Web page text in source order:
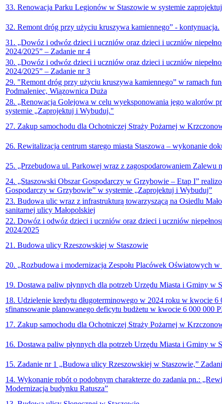
33. Renowacja Parku Legionów w Staszowie w systemie
32. Remont dróg przy użyciu kruszywa kamiennego” - kontynuacja.
31. „Dowóz i odwóz dzieci i uczniów oraz dzieci i uczniów
2024/2025” – Zadanie nr 4
30. „Dowóz i odwóz dzieci i uczniów oraz dzieci i uczniów
2024/2025” – Zadanie nr 3
29. "Remont dróg przy użyciu kruszywa kamiennego” w ramach
Podmaleniec, Wiązownica Duża
28. „Renowacja Golejowa w celu wyeksponowania jego walorów
systemie „Zaprojektuj i Wybuduj."
27. Zakup samochodu dla Ochotniczej Straży Pożarnej w
26. Rewitalizacja centrum starego miasta Staszowa – wykonanie
25. „Przebudowa ul. Parkowej wraz z zagospodarowaniem
24. „Staszowski Obszar Gospodarczy w Grzybowie – Etap I”
Gospodarczy w Grzybowie” w systemie „Zaprojektuj i Wybuduj”
23. Budowa ulic wraz z infrastrukturą towarzyszącą na Osiedlu
sanitarnej ulicy Małopolskiej
22. Dowóz i odwóz dzieci i uczniów oraz dzieci i uczniów
2024/2025
21. Budowa ulicy Rzeszowskiej w Staszowie
20. „Rozbudowa i modernizacja Zespołu Placówek Oświatowych
19. Dostawa paliw płynnych dla potrzeb Urzędu Miasta i Gminy w
18. Udzielenie kredytu długoterminowego w 2024 roku w kwocie
sfinansowanie planowanego deficytu budżetu w kwocie 6 000 000
17. Zakup samochodu dla Ochotniczej Straży Pożarnej w
16. Dostawa paliw płynnych dla potrzeb Urzędu Miasta i Gminy w
15. Zadanie nr 1 „Budowa ulicy Rzeszowskiej w Staszowie,”
14. Wykonanie robót o podobnym charakterze do zadania pn.:
Modernizacja budynku Ratusza”